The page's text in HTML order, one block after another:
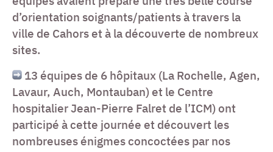
d’orientation soignants/patients à travers la
ville de Cahors et à la découverte de nombreux
sites.
13 équipes de 6 hôpitaux (La Rochelle, Agen,
Lavaur, Auch, Montauban) et le Centre
hospitalier Jean-Pierre Falret de l’ICM) ont
participé à cette journée et découvert les
nombreuses énigmes concoctées par nos